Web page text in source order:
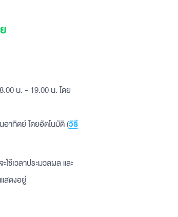
น. - 19.00 น. โดย
าทิตย์ โดยอัตโนมัติ (วิธี
ช้เวลาประมวลผล และ
สดงอยู่